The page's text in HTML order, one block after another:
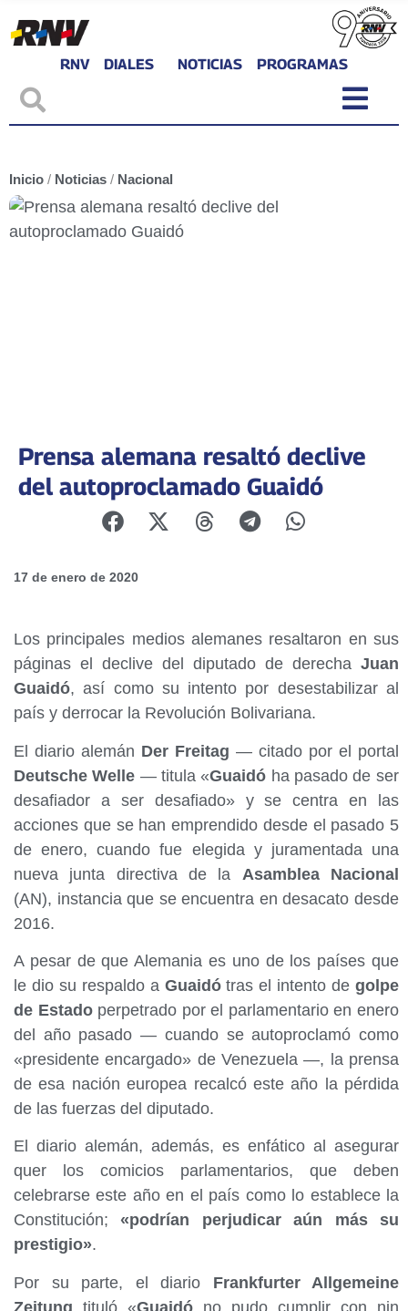
RNV DIALES NOTICIAS PROGRAMAS
Inicio / Noticias / Nacional
Prensa alemana resaltó declive
del autoproclamado Guaidó
17 de enero de 2020
Los principales medios alemanes resaltaron en sus
páginas el declive del diputado de derecha Juan
Guaidó, así como su intento por desestabilizar al
país y derrocar la Revolución Bolivariana.
El diario alemán Der Freitag — citado por el portal
Deutsche Welle — titula «Guaidó ha pasado de ser
desafiador a ser desafiado» y se centra en las
acciones que se han emprendido desde el pasado 5
de enero, cuando fue elegida y juramentada una
nueva junta directiva de la Asamblea Nacional
(AN), instancia que se encuentra en desacato desde
2016.
A pesar de que Alemania es uno de los países que
le dio su respaldo a Guaidótras el intento de golpe
de Estadoperpetrado por el parlamentario en enero
del año pasado — cuando se autoproclamó como
«presidente encargado» de Venezuela —, la prensa
de esa nación europea recalcó este año la pérdida
de las fuerzas del diputado.
El diario alemán, además, es enfático al asegurar
quer los comicios parlamentarios, que deben
celebrarse este año en el país como lo establece la
Constitución; «podrían perjudicar aún más su
prestigio».
Por su parte, el diario Frankfurter Allgemeine
Zeitung tituló «Guaidó no pudo cumplir con nin